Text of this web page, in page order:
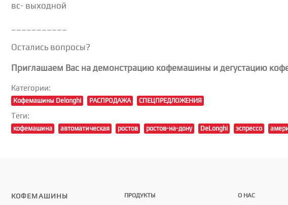
вс- выходной
Остались вопросы?
Приглашаем Вас на демонстрацию кофемашины и дегустацию
Категории:
Кофемашины Delonghi РАСПРОДАЖА СПЕЦПРЕДЛОЖЕНИЯ
Теги:
кофемашина автоматическая ростов ростов-на-дону DeLonghi эспрессо
КОФЕМАШИНЫ ПРОДУКТЫ О НАС